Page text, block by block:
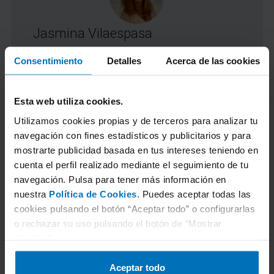
Consentimiento Detalles Acerca de las cookies
Esta web utiliza cookies.
Utilizamos cookies propias y de terceros para analizar tu
navegación con fines estadísticos y publicitarios y para
mostrarte publicidad basada en tus intereses teniendo en
cuenta el perfil realizado mediante el seguimiento de tu
navegación. Pulsa para tener más información en
nuestra Política de Cookies . Puedes aceptar todas las
cookies pulsando el botón “Aceptar todo” o configurarlas
o rechazar su uso pulsando el botón de “Mostrar
Aceptar todo
Jasmina Vilaespasa
de ITV en TÜV Rheinland
Licenciada en periodismo y especializada
en el ámbito del Marketing Online desde
hace más de 12 años. Actualmente,
responsable de Comunicación y Marketing
de ITV en TÜV Rheinland.